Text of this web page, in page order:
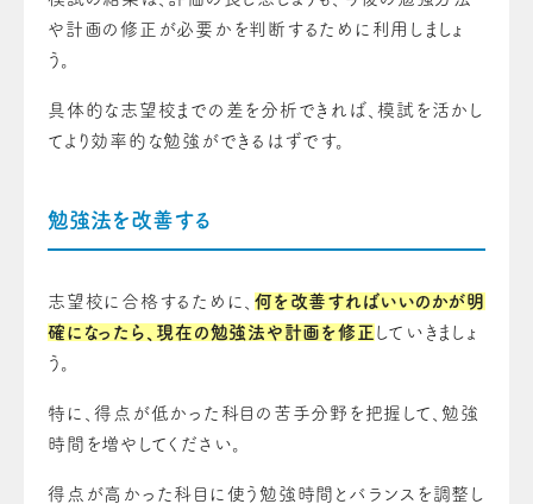
や計画の修正が必要かを判断するために利用しましょ
う。
具体的な志望校までの差を分析できれば、模試を活かし
てより効率的な勉強ができるはずです。
勉強法を改善する
志望校に合格するために、 何を改善すればいいのかが明
確になったら、現在の勉強法や計画を修正 していきましょ
う。
特に、得点が低かった科目の苦手分野を把握して、勉強
時間を増やしてください。
得点が高かった科目に使う勉強時間とバランスを調整し